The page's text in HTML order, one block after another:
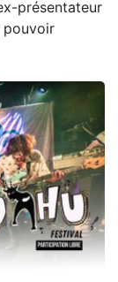
présentateur
pouvoir